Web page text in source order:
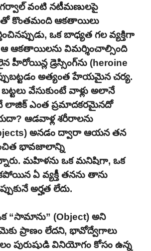
వంటి నటీమణులపై
కొంతమంది ఆకతాయిలు
ఒక బాధ్యత గల వ్యక్తిగా
ఆ ఆకతాయిలను విమర్శించాల్సింది
డ్రెస్సింగ్‌ను (heroine
అత్యంత హేయమైన చర్య.
వేసుకుంటే వాళ్లు అలానే
అనే లాజిక్ ఎంత ప్రమాదకరమైనదో
ఆడవాళ్ల శరీరాలను
అనడం ద్వారా ఆయన తన
భావజాలాన్ని
మహిళను ఒక మనిషిగా, ఒక
ఏ వ్యక్తీ తనను తాను
అర్హత లేదు.
“సామాను” (Object) అని
ప్రాణం లేదని, భావోద్వేగాలు
పురుషుడి వినియోగం కోసం ఉన్న